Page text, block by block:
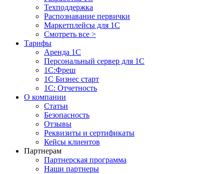
Техподдержка
Распознавание первички
Маркетплейсы для 1С
Смотреть все >
Тарифы
Аренда 1С
Персональный сервер для 1С
1С:Фреш
1С Бизнес старт
1С: Отчетность
О компании
Статьи
Безопасность
Отзывы
Реквизиты и сертификаты
Кейсы клиентов
Партнерам
Партнерская программа
Наши партнеры